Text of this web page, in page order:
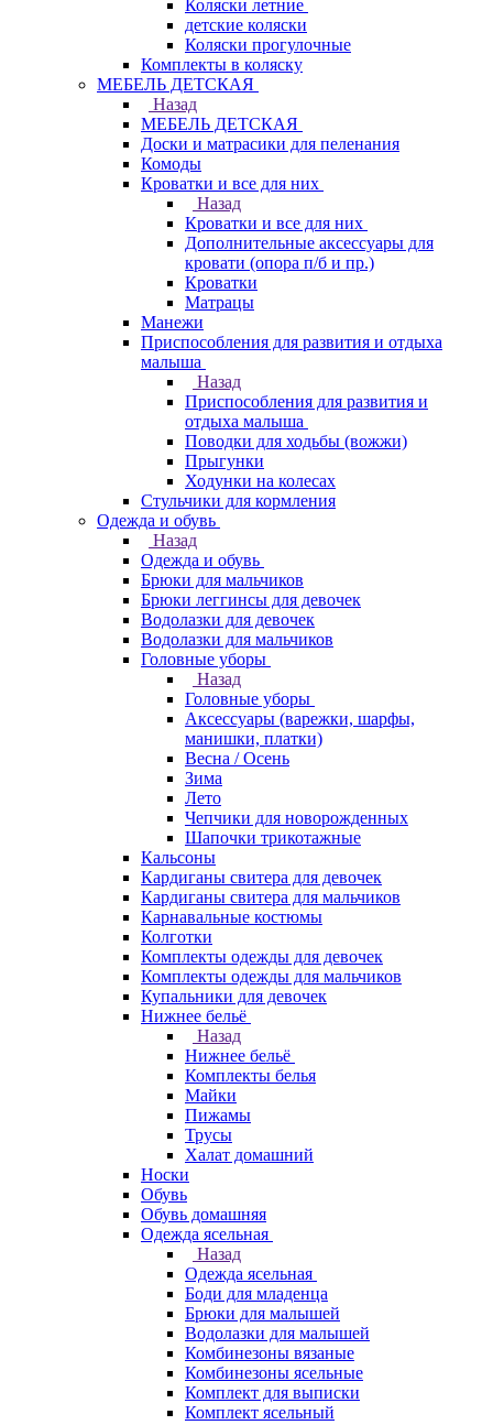
Коляски летние
детские коляски
Коляски прогулочные
Комплекты в коляску
МЕБЕЛЬ ДЕТСКАЯ
Назад
МЕБЕЛЬ ДЕТСКАЯ
Доски и матрасики для пеленания
Комоды
Кроватки и все для них
Назад
Кроватки и все для них
Дополнительные аксессуары для
кровати (опора п/б и пр.)
Кроватки
Матрацы
Манежи
Приспособления для развития и отдыха
малыша
Назад
Приспособления для развития и
отдыха малыша
Поводки для ходьбы (вожжи)
Прыгунки
Ходунки на колесах
Стульчики для кормления
Одежда и обувь
Назад
Одежда и обувь
Брюки для мальчиков
Брюки леггинсы для девочек
Водолазки для девочек
Водолазки для мальчиков
Головные уборы
Назад
Головные уборы
Аксессуары (варежки, шарфы,
манишки, платки)
Весна / Осень
Зима
Лето
Чепчики для новорожденных
Шапочки трикотажные
Кальсоны
Кардиганы свитера для девочек
Кардиганы свитера для мальчиков
Карнавальные костюмы
Колготки
Комплекты одежды для девочек
Комплекты одежды для мальчиков
Купальники для девочек
Нижнее бельё
Назад
Нижнее бельё
Комплекты белья
Майки
Пижамы
Трусы
Халат домашний
Носки
Обувь
Обувь домашняя
Одежда ясельная
Назад
Одежда ясельная
Боди для младенца
Брюки для малышей
Водолазки для малышей
Комбинезоны вязаные
Комбинезоны ясельные
Комплект для выписки
Комплект ясельный